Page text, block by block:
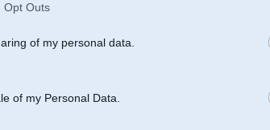
Opt Outs
of my personal data.
of my Personal Data.